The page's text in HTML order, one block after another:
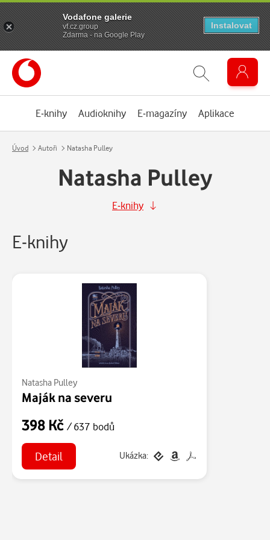
E-knihy Audioknihy E-magazíny Aplikace
Úvod Autoři Natasha Pulley
Natasha Pulley
E-knihy
E-knihy
Natasha Pulley
Maják na severu
398 Kč / 637 bodů
Detail Ukázka:
Vodafone galerie
vf.cz.group
Zdarma - na Google Play
Instalovat